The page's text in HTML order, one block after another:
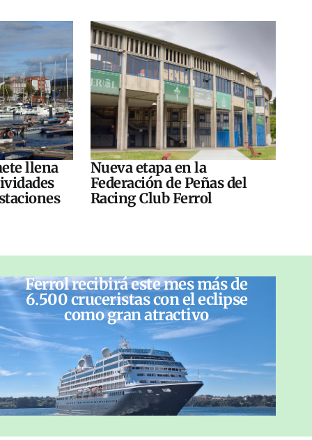
llena
Nueva etapa en la
Federación de Peñas del
Racing Club Ferrol
Ferrol recibirá este mes más de
6.500 cruceristas con el eclipse
como gran atractivo